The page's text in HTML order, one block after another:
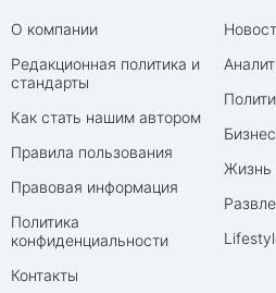
О компании
Редакционная политика и
стандарты
Как стать нашим автором
Правила пользования
Правовая информация
Политика
конфиденциальности
Контакты
Бизнес
Жизнь